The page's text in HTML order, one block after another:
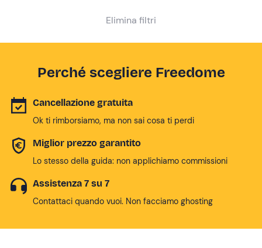
Elimina filtri
Perché scegliere Freedome
Cancellazione gratuita
Ok ti rimborsiamo, ma non sai cosa ti perdi
Miglior prezzo garantito
Lo stesso della guida: non applichiamo commissioni
Assistenza 7 su 7
Contattaci quando vuoi. Non facciamo ghosting